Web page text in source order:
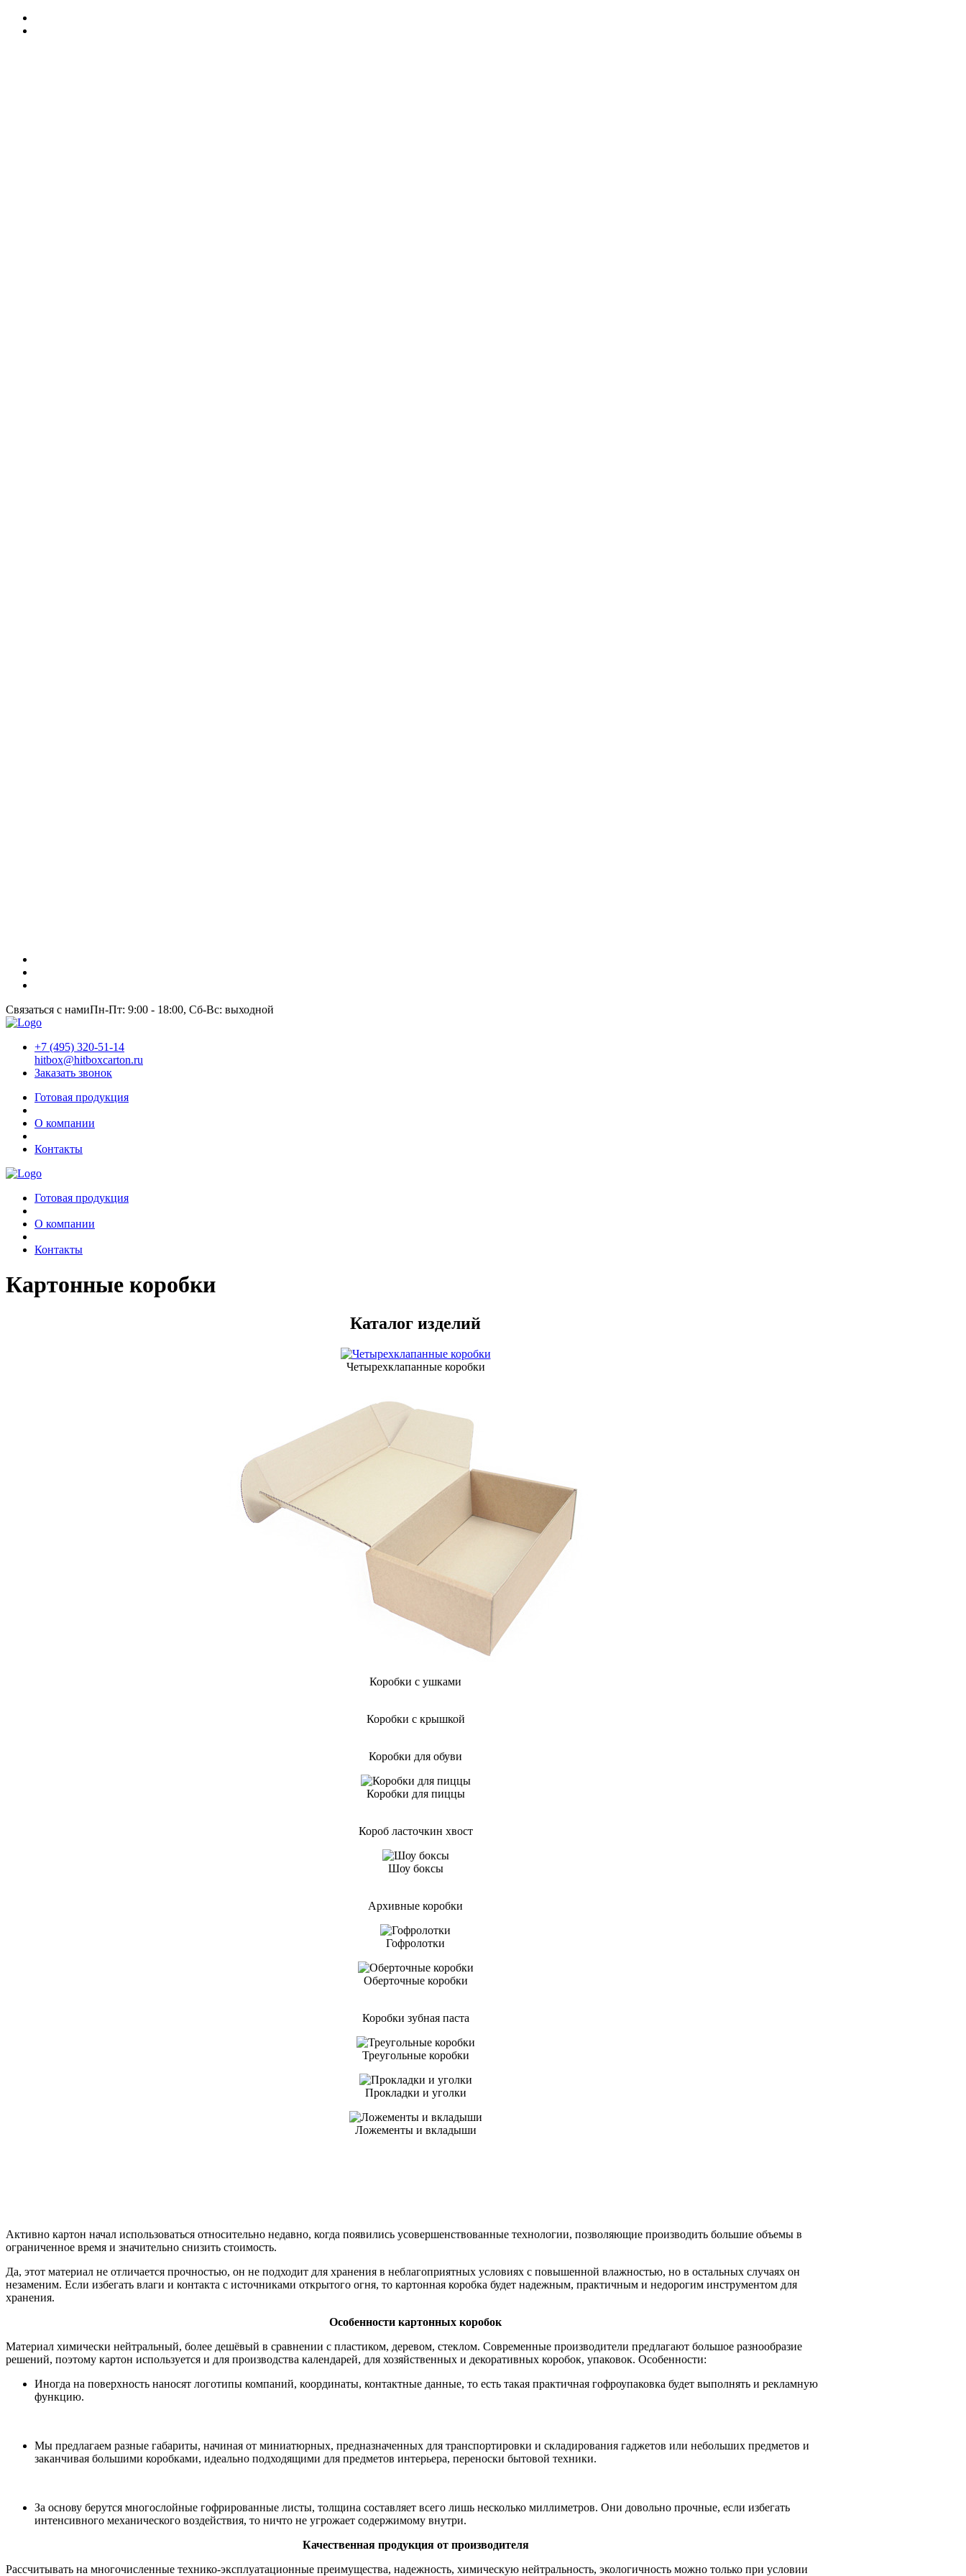
Связаться с намиПн-Пт: 9:00 - 18:00, Сб-Вс: выходной
+7 (495) 320-51-14
hitbox@hitboxcarton.ru
Заказать звонок
Готовая продукция
О компании
Контакты
Готовая продукция
О компании
Контакты
Картонные коробки
Каталог изделий
Четырехклапанные коробки
Коробки с ушками
Коробки с крышкой
Коробки для обуви
Коробки для пиццы
Короб ласточкин хвост
Шоу боксы
Архивные коробки
Гофролотки
Оберточные коробки
Коробки зубная паста
Треугольные коробки
Прокладки и уголки
Ложементы и вкладыши
Активно картон начал использоваться относительно недавно, когда появились усовершенствованные технологии, позволяющие производить большие объемы в
ограниченное время и значительно снизить стоимость.
Да, этот материал не отличается прочностью, он не подходит для хранения в неблагоприятных условиях с повышенной влажностью, но в остальных случаях он
незаменим. Если избегать влаги и контакта с источниками открытого огня, то картонная коробка будет надежным, практичным и недорогим инструментом для
хранения.
Особенности картонных коробок
Материал химически нейтральный, более дешёвый в сравнении с пластиком, деревом, стеклом. Современные производители предлагают большое разнообразие
решений, поэтому картон используется и для производства календарей, для хозяйственных и декоративных коробок, упаковок. Особенности:
Иногда на поверхность наносят логотипы компаний, координаты, контактные данные, то есть такая практичная гофроупаковка будет выполнять и рекламную
функцию.
Мы предлагаем разные габариты, начиная от миниатюрных, предназначенных для транспортировки и складирования гаджетов или небольших предметов и
заканчивая большими коробками, идеально подходящими для предметов интерьера, переноски бытовой техники.
За основу берутся многослойные гофрированные листы, толщина составляет всего лишь несколько миллиметров. Они довольно прочные, если избегать
интенсивного механического воздействия, то ничто не угрожает содержимому внутри.
Качественная продукция от производителя
Рассчитывать на многочисленные технико-эксплуатационные преимущества, надежность, химическую нейтральность, экологичность можно только при условии